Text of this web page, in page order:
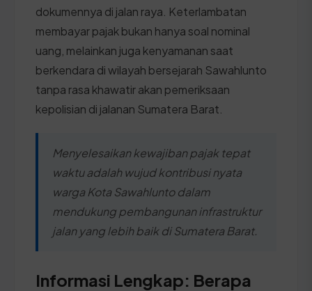
dokumennya di jalan raya. Keterlambatan
membayar pajak bukan hanya soal nominal
uang, melainkan juga kenyamanan saat
berkendara di wilayah bersejarah Sawahlunto
tanpa rasa khawatir akan pemeriksaan
kepolisian di jalanan Sumatera Barat.
Menyelesaikan kewajiban pajak tepat
waktu adalah wujud kontribusi nyata
warga Kota Sawahlunto dalam
mendukung pembangunan infrastruktur
jalan yang lebih baik di Sumatera Barat.
Informasi Lengkap: Berapa